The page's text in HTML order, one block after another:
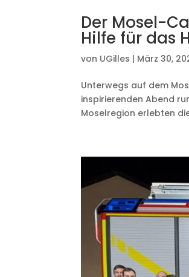
Der Mosel-
Hilfe für das
von UGilles | März 30,
Unterwegs auf dem
inspirierenden Abend
Moselregion erlebten